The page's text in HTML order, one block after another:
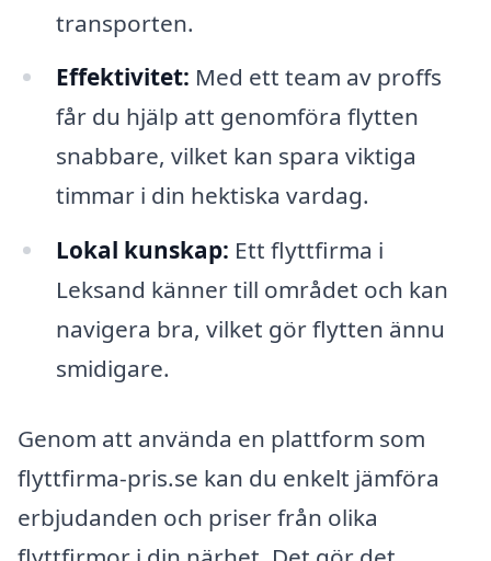
transporten.
Effektivitet: Med ett team av proffs
får du hjälp att genomföra flytten
snabbare, vilket kan spara viktiga
timmar i din hektiska vardag.
Lokal kunskap: Ett flyttfirma i
Leksand känner till området och kan
navigera bra, vilket gör flytten ännu
smidigare.
Genom att använda en plattform som
flyttfirma-pris.se kan du enkelt jämföra
erbjudanden och priser från olika